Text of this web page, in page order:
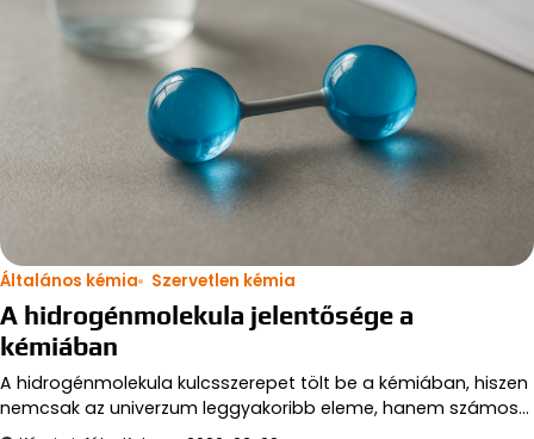
Általános kémia Szervetlen kémia
A hidrogénmolekula jelentősége a
kémiában
A hidrogénmolekula kulcsszerepet tölt be a kémiában, hiszen
nemcsak az univerzum leggyakoribb eleme, hanem számos…